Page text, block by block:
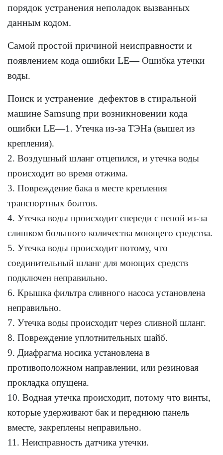
порядок устранения неполадок вызванных
данным кодом.
Самой простой причиной неисправности и
появлением кода ошибки LE— Ошибка утечки
воды.
Поиск и устранение дефектов в стиральной
машине Samsung при возникновении кода
ошибки LE—1. Утечка из-за ТЭНа (вышел из
крепления).
2. Воздушный шланг отцепился, и утечка воды
происходит во время отжима.
3. Повреждение бака в месте крепления
транспортных болтов.
4. Утечка воды происходит спереди с пеной из-за
слишком большого количества моющего средства.
5. Утечка воды происходит потому, что
соединительный шланг для моющих средств
подключен неправильно.
6. Крышка фильтра сливного насоса установлена
неправильно.
7. Утечка воды происходит через сливной шланг.
8. Повреждение уплотнительных шайб.
9. Диафрагма носика установлена в
противоположном направлении, или резиновая
прокладка опущена.
10. Водная утечка происходит, потому что винты,
которые удерживают бак и переднюю панель
вместе, закреплены неправильно.
11. Неисправность датчика утечки.